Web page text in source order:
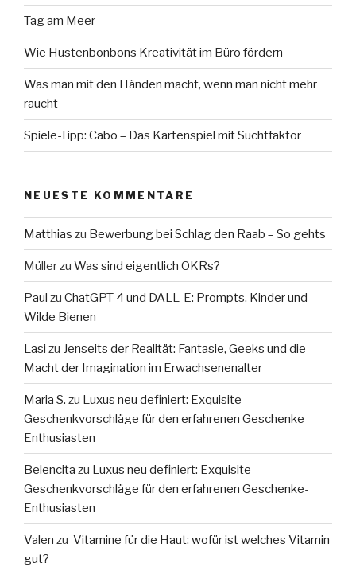
Tag am Meer
Wie Hustenbonbons Kreativität im Büro fördern
Was man mit den Händen macht, wenn man nicht mehr
raucht
Spiele-Tipp: Cabo – Das Kartenspiel mit Suchtfaktor
NEUESTE KOMMENTARE
Matthias zu Bewerbung bei Schlag den Raab – So gehts
Müllerzu Was sind eigentlich OKRs?
Paul zu ChatGPT 4 und DALL-E: Prompts, Kinder und
Wilde Bienen
Lasi zu Jenseits der Realität: Fantasie, Geeks und die
Macht der Imagination im Erwachsenenalter
Maria S. zu Luxus neu definiert: Exquisite
Geschenkvorschläge für den erfahrenen Geschenke-
Enthusiasten
Belencita zu Luxus neu definiert: Exquisite
Geschenkvorschläge für den erfahrenen Geschenke-
Enthusiasten
Valen zu Vitamine für die Haut: wofür ist welches Vitamin
gut?